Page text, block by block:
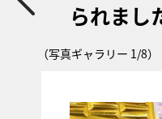
られまし
（写真ギャラリー 1/8）